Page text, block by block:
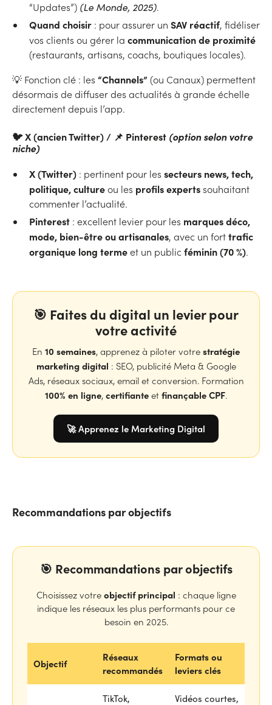
“Updates”) (Le Monde, 2025).
Quand choisir : pour assurer un SAV réactif, fidéliser
vos clients ou gérer la communication de proximité
(restaurants, artisans, coachs, boutiques locales).
💡 Fonction clé : les “Channels” (ou Canaux) permettent
désormais de diffuser des actualités à grande échelle
directement depuis l’app.
🐦 X (ancien Twitter) / 📌 Pinterest (option selon votre
niche)
X (Twitter) : pertinent pour les secteurs news, tech,
politique, cultureou les profils expertssouhaitant
commenter l’actualité.
Pinterest : excellent levier pour les marques déco,
mode, bien-être ou artisanales, avec un forttrafic
organique long termeet un public féminin (70 %).
🎯 Faites du digital un levier pour
votre activité
En 10 semaines, apprenez à piloter votre stratégie
marketing digital : SEO, publicité Meta & Google
Ads, réseaux sociaux, email et conversion. Formation
100% en ligne, certifiante et finançable CPF.
🚀 Apprenez le Marketing Digital
Recommandations par objectifs
🎯 Recommandations par objectifs
Choisissez votre objectif principal : chaque ligne
indique les réseaux les plus performants pour ce
besoin en 2025.
Objectif
Réseaux
recommandés
Formats ou
leviers clés
TikTok,
Vidéos courtes,